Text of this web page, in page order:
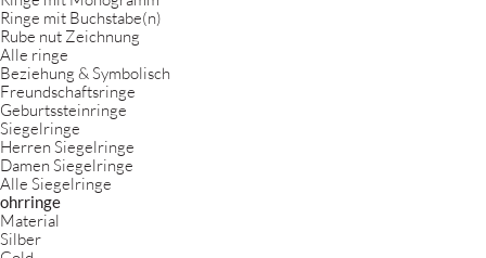
Ringe mit Buchstabe(n)
Rube nut Zeichnung
Alle ringe
Beziehung & Symbolisch
Freundschaftsringe
Geburtssteinringe
Siegelringe
Herren Siegelringe
Damen Siegelringe
Alle Siegelringe
ohrringe
Material
Silber